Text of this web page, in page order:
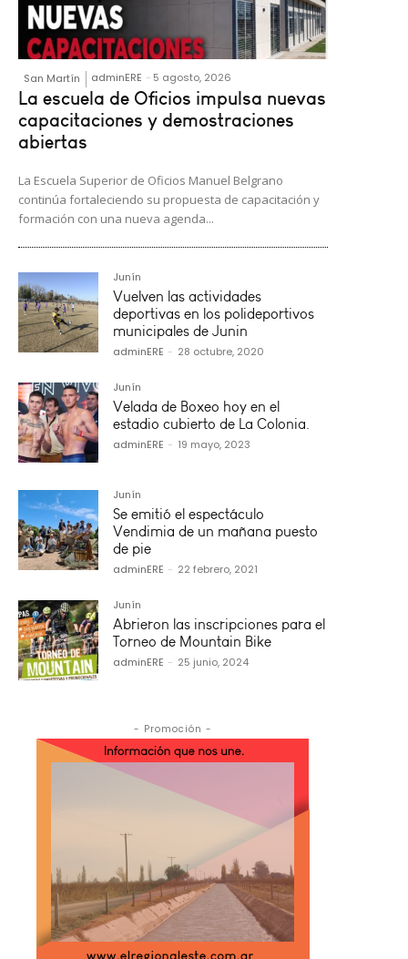
San Martín adminERE - 5 agosto, 2026
La escuela de Oficios impulsa nuevas
capacitaciones y demostraciones
abiertas
La Escuela Superior de Oficios Manuel Belgrano
continúa fortaleciendo su propuesta de capacitación y
formación con una nueva agenda...
Junín
Vuelven las actividades
deportivas en los polideportivos
municipales de Junin
adminERE - 28 octubre, 2020
Junín
Velada de Boxeo hoy en el
estadio cubierto de La Colonia.
adminERE - 19 mayo, 2023
Junín
Se emitió el espectáculo
Vendimia de un mañana puesto
de pie
adminERE - 22 febrero, 2021
Junín
Abrieron las inscripciones para el
Torneo de Mountain Bike
adminERE - 25 junio, 2024
- Promoción -